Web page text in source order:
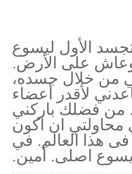
الأول ليسوع
وعاش على الأرض.
من خلال جسده،
لأقدر أعضاء
من فضلك باركني
محاولتي ان اكون
فى هذا العالم. في
اصلى. آمين.